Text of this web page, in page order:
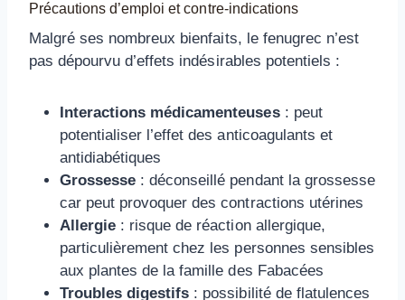
Précautions d’emploi et contre-indications
Malgré ses nombreux bienfaits, le fenugrec n’est
pas dépourvu d’effets indésirables potentiels :
Interactions médicamenteuses: peut
potentialiser l’effet des anticoagulants et
antidiabétiques
Grossesse : déconseillé pendant la grossesse
car peut provoquer des contractions utérines
Allergie : risque de réaction allergique,
particulièrement chez les personnes sensibles
aux plantes de la famille des Fabacées
Troubles digestifs : possibilité de flatulences